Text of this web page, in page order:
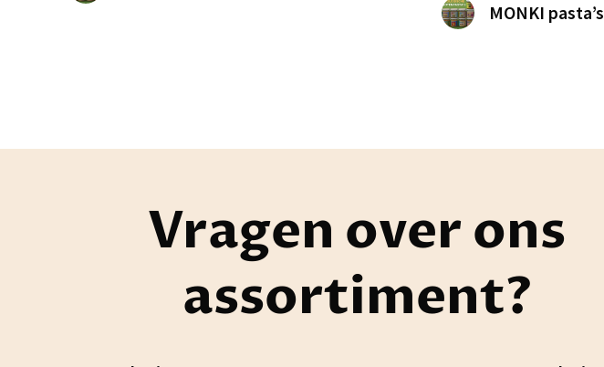
MONKI pasta’s
Vragen over ons
assortiment?